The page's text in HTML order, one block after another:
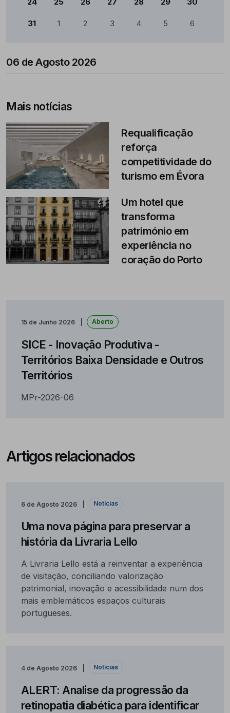
24 25 26 27 28 29 30
31 1 2 3 4 5 6
06 de Agosto 2026
Mais notícias
Requalificação
reforça
competitividade do
turismo em Évora
Um hotel que
transforma
património em
experiência no
coração do Porto
15 de Junho 2026 Aberto
SICE - Inovação Produtiva -
Territórios Baixa Densidade e Outros
Territórios
MPr-2026-06
Artigos relacionados
6 de Agosto 2026 Notícias
Uma nova página para preservar a
história da Livraria Lello
A Livraria Lello está a reinventar a experiência
de visitação, conciliando valorização
patrimonial, inovação e acessibilidade num dos
mais emblemáticos espaços culturais
portugueses.
4 de Agosto 2026 Notícias
ALERT: Analise da progressão da
retinopatia diabética para identificar